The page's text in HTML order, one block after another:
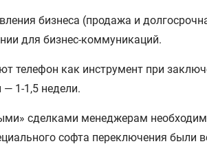
бизнеса (продажа и
для бизнес-коммуникаций.
телефон как инструмент при
1-1,5 недели.
сделками менеджерам
софта переключения